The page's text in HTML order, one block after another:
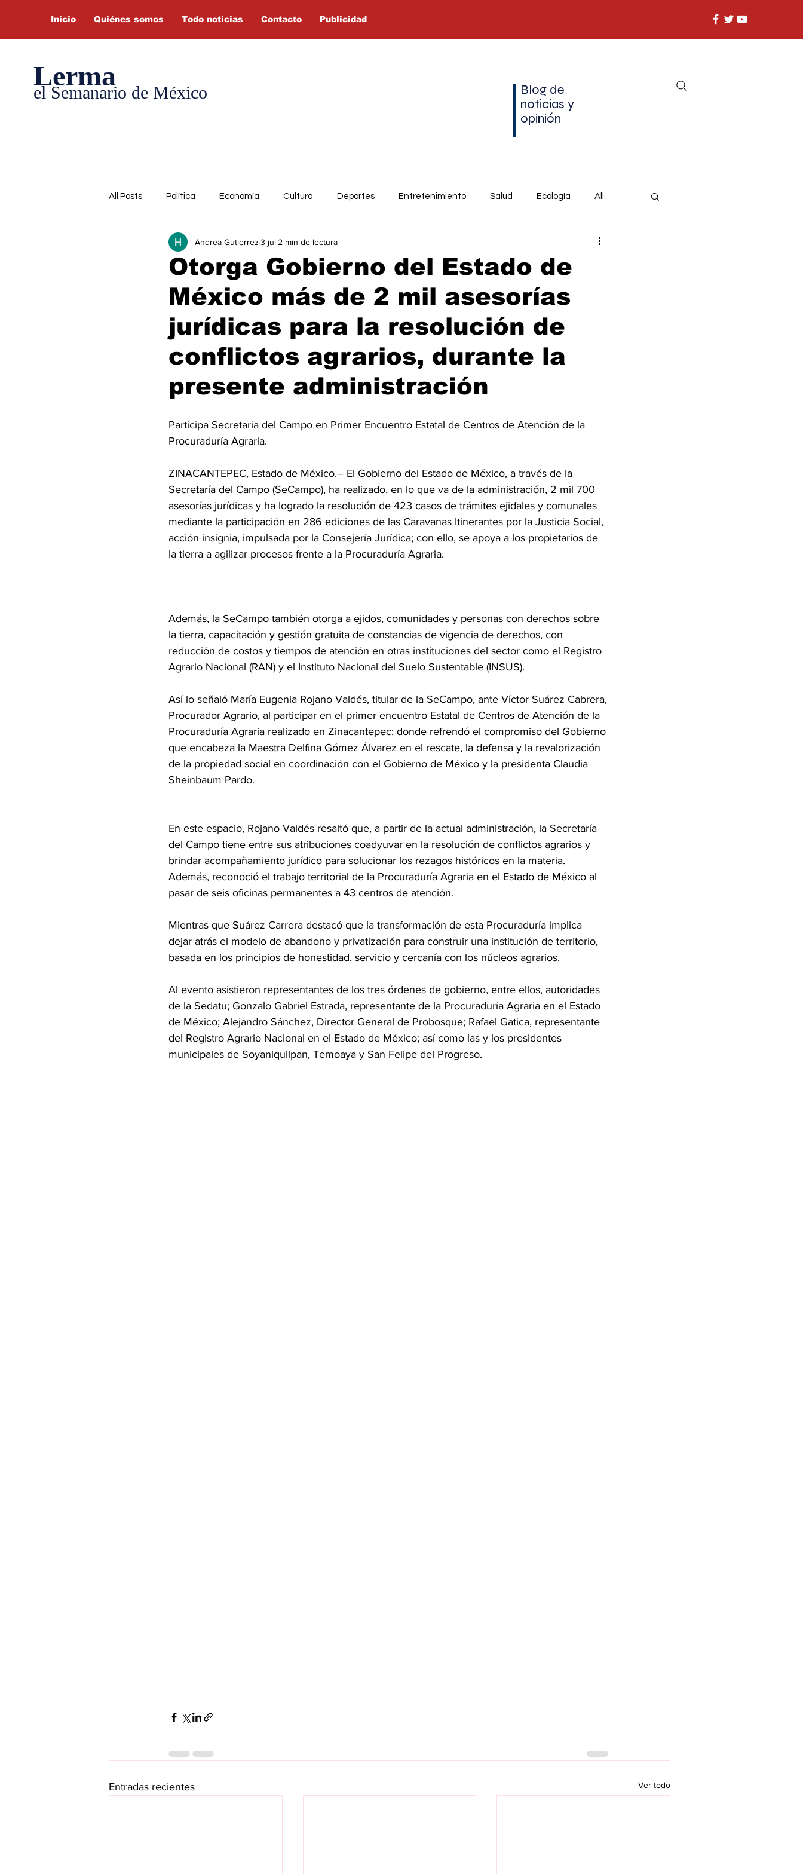
Inicio Quiénes somos Todo noticias Contacto Publicidad
Lerma
el Semanario de México
Blog de
noticias y
opinión
All Posts Política Economía Cultura Deportes Entretenimiento Salud Ecología All
Otorga Gobierno del Estado de
México más de 2 mil asesorías
jurídicas para la resolución de
conflictos agrarios, durante la
presente administración
Andrea Gutierrez 3 jul 2 min de lectura
Participa Secretaría del Campo en Primer Encuentro Estatal de Centros de Atención de la
Procuraduría Agraria.
ZINACANTEPEC, Estado de México.– El Gobierno del Estado de México, a través de la
Secretaría del Campo (SeCampo), ha realizado, en lo que va de la administración, 2 mil 700
asesorías jurídicas y ha logrado la resolución de 423 casos de trámites ejidales y comunales
mediante la participación en 286 ediciones de las Caravanas Itinerantes por la Justicia Social,
acción insignia, impulsada por la Consejería Jurídica; con ello, se apoya a los propietarios de
la tierra a agilizar procesos frente a la Procuraduría Agraria.
Además, la SeCampo también otorga a ejidos, comunidades y personas con derechos sobre
la tierra, capacitación y gestión gratuita de constancias de vigencia de derechos, con
reducción de costos y tiempos de atención en otras instituciones del sector como el Registro
Agrario Nacional (RAN) y el Instituto Nacional del Suelo Sustentable (INSUS).
Así lo señaló María Eugenia Rojano Valdés, titular de la SeCampo, ante Víctor Suárez Cabrera,
Procurador Agrario, al participar en el primer encuentro Estatal de Centros de Atención de la
Procuraduría Agraria realizado en Zinacantepec; donde refrendó el compromiso del Gobierno
que encabeza la Maestra Delfina Gómez Álvarez en el rescate, la defensa y la revalorización
de la propiedad social en coordinación con el Gobierno de México y la presidenta Claudia
Sheinbaum Pardo.
En este espacio, Rojano Valdés resaltó que, a partir de la actual administración, la Secretaría
del Campo tiene entre sus atribuciones coadyuvar en la resolución de conflictos agrarios y
brindar acompañamiento jurídico para solucionar los rezagos históricos en la materia.
Además, reconoció el trabajo territorial de la Procuraduría Agraria en el Estado de México al
pasar de seis oficinas permanentes a 43 centros de atención.
Mientras que Suárez Carrera destacó que la transformación de esta Procuraduría implica
dejar atrás el modelo de abandono y privatización para construir una institución de territorio,
basada en los principios de honestidad, servicio y cercanía con los núcleos agrarios.
Al evento asistieron representantes de los tres órdenes de gobierno, entre ellos, autoridades
de la Sedatu; Gonzalo Gabriel Estrada, representante de la Procuraduría Agraria en el Estado
de México; Alejandro Sánchez, Director General de Probosque; Rafael Gatica, representante
del Registro Agrario Nacional en el Estado de México; así como las y los presidentes
municipales de Soyaniquilpan, Temoaya y San Felipe del Progreso.
Entradas recientes Ver todo